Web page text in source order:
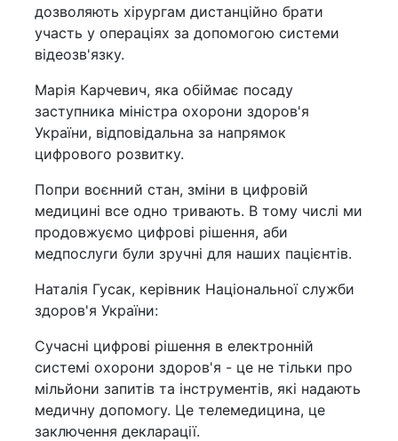
дозволяють хірургам дистанційно брати
участь у операціях за допомогою системи
відеозв'язку.
Марія Карчевич, яка обіймає посаду
заступника міністра охорони здоров'я
України, відповідальна за напрямок
цифрового розвитку.
Попри воєнний стан, зміни в цифровій
медицині все одно тривають. В тому числі ми
продовжуємо цифрові рішення, аби
медпослуги були зручні для наших пацієнтів.
Наталія Гусак, керівник Національної служби
здоров'я України:
Сучасні цифрові рішення в електронній
системі охорони здоров'я - це не тільки про
мільйони запитів та інструментів, які надають
медичну допомогу. Це телемедицина, це
заключення декларації.